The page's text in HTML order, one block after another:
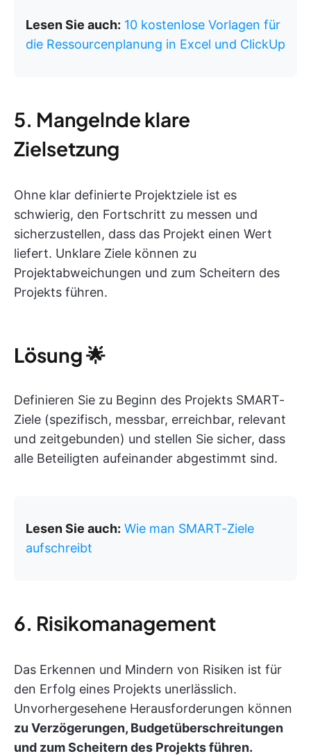
Lesen Sie auch: 10 kostenlose Vorlagen für
die Ressourcenplanung in Excel und ClickUp
5. Mangelnde klare
Zielsetzung
Ohne klar definierte Projektziele ist es
schwierig, den Fortschritt zu messen und
sicherzustellen, dass das Projekt einen Wert
liefert. Unklare Ziele können zu
Projektabweichungen und zum Scheitern des
Projekts führen.
Lösung🌟
Definieren Sie zu Beginn des Projekts SMART-
Ziele (spezifisch, messbar, erreichbar, relevant
und zeitgebunden) und stellen Sie sicher, dass
alle Beteiligten aufeinander abgestimmt sind.
Lesen Sie auch: Wie man SMART-Ziele
aufschreibt
6. Risikomanagement
Das Erkennen und Mindern von Risiken ist für
den Erfolg eines Projekts unerlässlich.
Unvorhergesehene Herausforderungen können
zu Verzögerungen, Budgetüberschreitungen
und zum Scheitern des Projekts führen.